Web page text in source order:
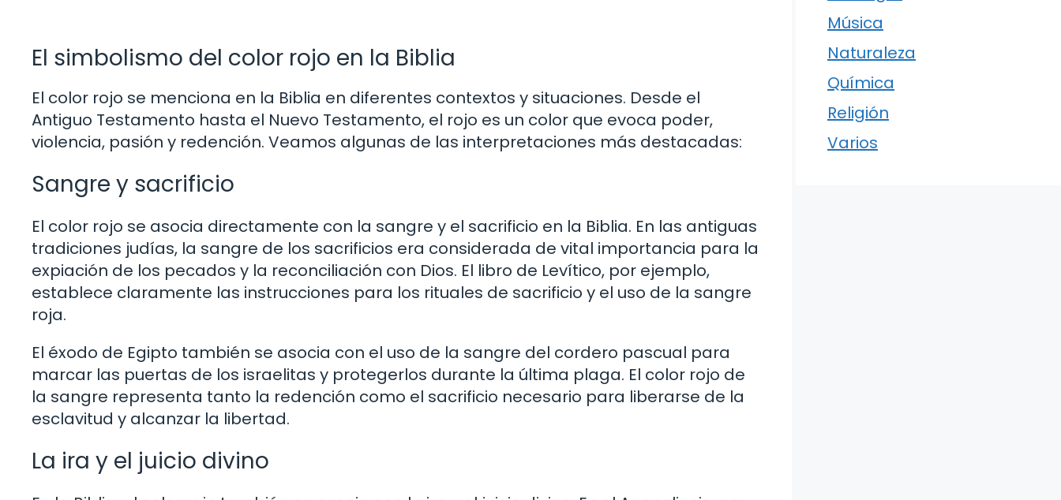
El simbolismo del color rojo en la Biblia
El color rojo se menciona en la Biblia en diferentes contextos y situaciones. Desde el
Antiguo Testamento hasta el Nuevo Testamento, el rojo es un color que evoca poder,
violencia, pasión y redención. Veamos algunas de las interpretaciones más destacadas:
Sangre y sacrificio
El color rojo se asocia directamente con la sangre y el sacrificio en la Biblia. En las antiguas
tradiciones judías, la sangre de los sacrificios era considerada de vital importancia para la
expiación de los pecados y la reconciliación con Dios. El libro de Levítico, por ejemplo,
establece claramente las instrucciones para los rituales de sacrificio y el uso de la sangre
roja.
El éxodo de Egipto también se asocia con el uso de la sangre del cordero pascual para
marcar las puertas de los israelitas y protegerlos durante la última plaga. El color rojo de
la sangre representa tanto la redención como el sacrificio necesario para liberarse de la
esclavitud y alcanzar la libertad.
La ira y el juicio divino
Música
Naturaleza
Química
Religión
Varios